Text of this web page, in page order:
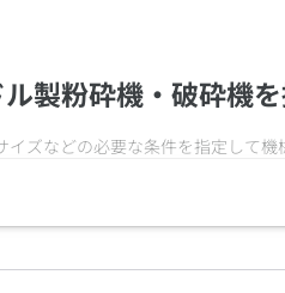
製粉砕機・破砕機
ズなどの必要な条件を指定して